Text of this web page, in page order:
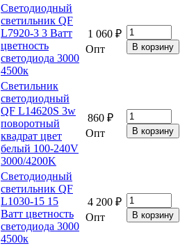
Светодиодный
светильник QF
L7920-3 3 Ватт
цветность
светодиода 3000
4500к
1 060 ₽
Опт
Светильник
светодиодный
QF L14620S 3w
поворотный
квадрат цвет
белый 100-240V
3000/4200K
860 ₽
Опт
Светодиодный
светильник QF
L1030-15 15
Ватт цветность
светодиода 3000
4500к
4 200 ₽
Опт